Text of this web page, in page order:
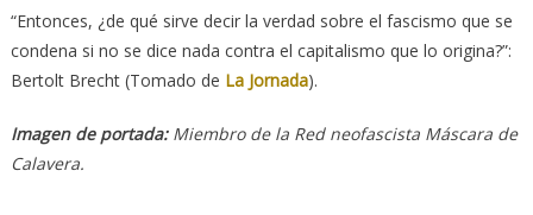
“Entonces, ¿de qué sirve decir la verdad sobre el fascismo que se
condena si no se dice nada contra el capitalismo que lo origina?”:
Bertolt Brecht (Tomado de La Jornada).
Imagen de portada:Miembro de la Red neofascista Máscara de
Calavera.